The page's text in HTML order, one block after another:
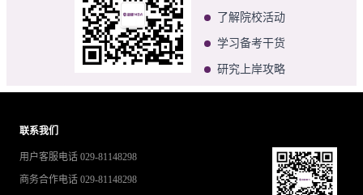
了解院校活动
学习备考干货
研究上岸攻略
联系我们
用户客服电话 029-81148298
商务合作电话 029-81148298